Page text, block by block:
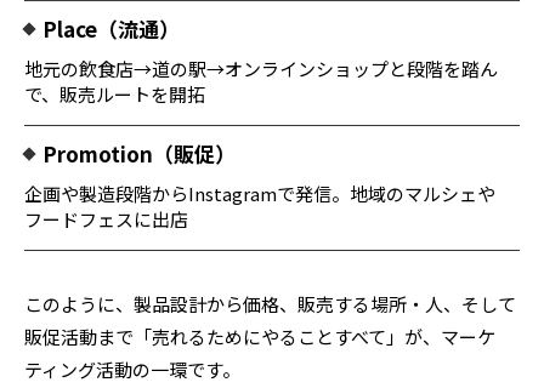
Place（流通）
地元の飲食店→道の駅→オンラインショップと段階を踏ん
で、販売ルートを開拓
Promotion（販促）
企画や製造段階からInstagramで発信。地域のマルシェや
フードフェスに出店
このように、製品設計から価格、販売する場所・人、そして
販促活動まで「売れるためにやることすべて」が、マーケ
ティング活動の一環です。